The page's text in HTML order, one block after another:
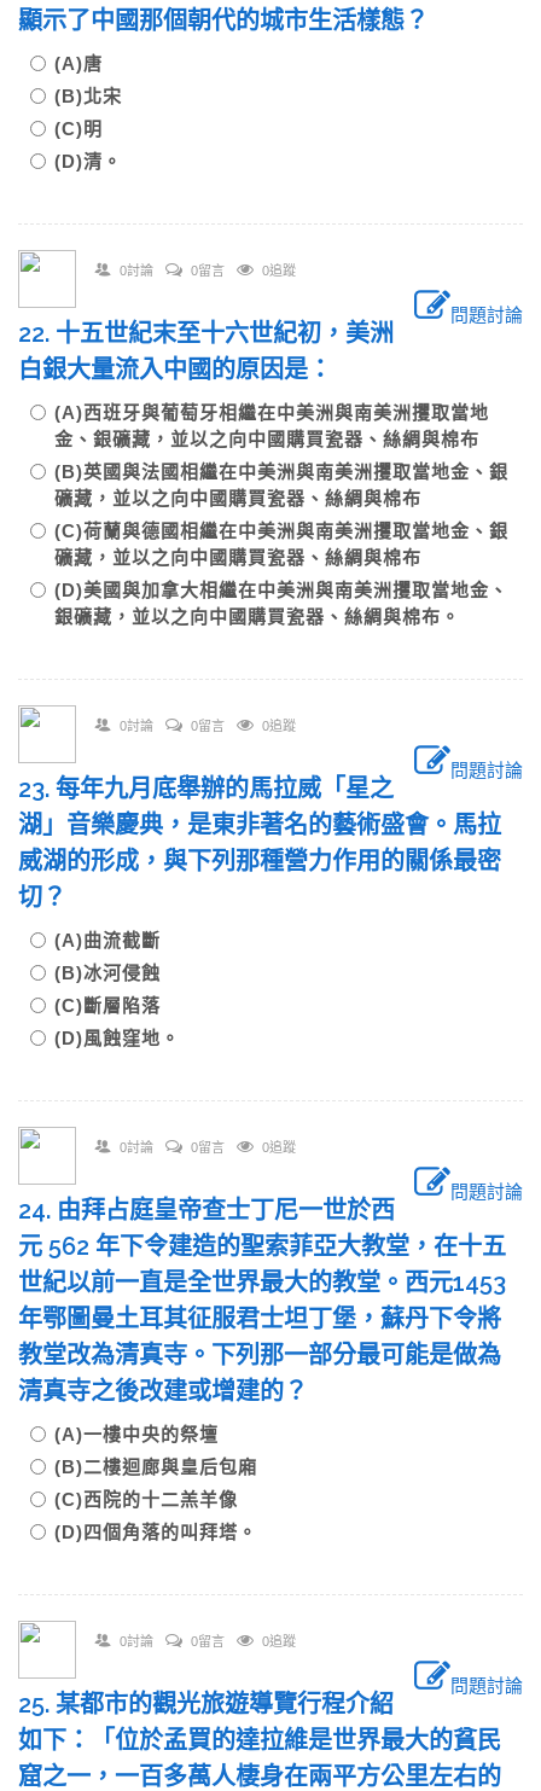
顯示了中國那個朝代的城市生活樣態？
(A)唐
(B)北宋
(C)明
(D)清。
0討論 0留言 0追蹤
問題討論
22. 十五世紀末至十六世紀初，美洲
白銀大量流入中國的原因是：
(A)西班牙與葡萄牙相繼在中美洲與南美洲攫取當地
金、銀礦藏，並以之向中國購買瓷器、絲綢與棉布
(B)英國與法國相繼在中美洲與南美洲攫取當地金、銀
礦藏，並以之向中國購買瓷器、絲綢與棉布
(C)荷蘭與德國相繼在中美洲與南美洲攫取當地金、銀
礦藏，並以之向中國購買瓷器、絲綢與棉布
(D)美國與加拿大相繼在中美洲與南美洲攫取當地金、
銀礦藏，並以之向中國購買瓷器、絲綢與棉布。
0討論 0留言 0追蹤
問題討論
23. 每年九月底舉辦的馬拉威「星之
湖」音樂慶典，是東非著名的藝術盛會。馬拉
威湖的形成，與下列那種營力作用的關係最密
切？
(A)曲流截斷
(B)冰河侵蝕
(C)斷層陷落
(D)風蝕窪地。
0討論 0留言 0追蹤
問題討論
24. 由拜占庭皇帝查士丁尼一世於西
元 562 年下令建造的聖索菲亞大教堂，在十五
世紀以前一直是全世界最大的教堂。西元1453
年鄂圖曼土耳其征服君士坦丁堡，蘇丹下令將
教堂改為清真寺。下列那一部分最可能是做為
清真寺之後改建或增建的？
(A)一樓中央的祭壇
(B)二樓迴廊與皇后包廂
(C)西院的十二羔羊像
(D)四個角落的叫拜塔。
0討論 0留言 0追蹤
問題討論
25. 某都市的觀光旅遊導覽行程介紹
如下：「位於孟買的達拉維是世界最大的貧民
窟之一，一百多萬人棲身在兩平方公里左右的